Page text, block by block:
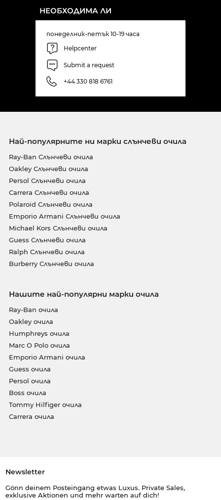
НЕОБХОДИМА ЛИ
понеделник-петък 10-19 часа
Helpcenter
Submit a request
+44 330 818 6761
Най-популярните ни марки слънчеви очила
Ray-Ban Слънчеви очила
Oakley Слънчеви очила
Persol Слънчеви очила
Carrera Слънчеви очила
Polaroid Слънчеви очила
Emporio Armani Слънчеви очила
Michael Kors Слънчеви очила
Guess Слънчеви очила
Ralph Слънчеви очила
Burberry Слънчеви очила
Нашите най-популярни марки очила
Ray-Ban очила
Oakley очила
Humphreys очила
Marc O Polo очила
Emporio Armani очила
Guess очила
Persol очила
Boss очила
Tommy Hilfiger очила
Carrera очила
Newsletter
Gönn deinem Posteingang etwas Luxus. Private Sales,
exklusive Aktionen und mehr warten auf dich!